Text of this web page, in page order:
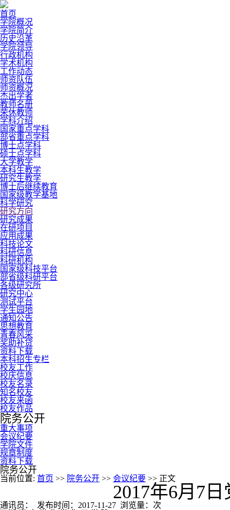
首页
学院概况
学院简介
历史沿革
学院领导
行政机构
学术机构
工作动态
师资队伍
师资概况
杰出学者
教师名册
荣休教师
学科介绍
国家重点学科
部省重点学科
博士点学科
硕士点学科
大学教学
本科生教学
研究生教学
博士后继续教育
国家级教学基地
科学研究
研究方向
研究成果
在研项目
应用成果
科技论文
科研信息
科研机构
国家级科技平台
部省级科研平台
各级研究所
研究中心
测试平台
学生园地
通知公告
思想教育
青春风采
奖助补贷
资料下载
本科招生专栏
校友工作
校庆信息
校友名录
知名校友
校友来函
校友作品
院务公开
重大事项
会议纪要
学院文件
规章制度
资料下载
院务公开
当前位置: 首页 >> 院务公开 >> 会议纪要 >> 正文
2017年6月7
通讯员： 发布时间： 2017-11-27 浏览量： 次